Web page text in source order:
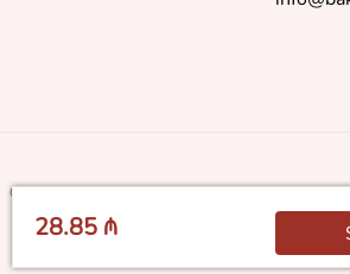
28.85 ₼
©2018 - 2026 Baku Book Center. Bütün